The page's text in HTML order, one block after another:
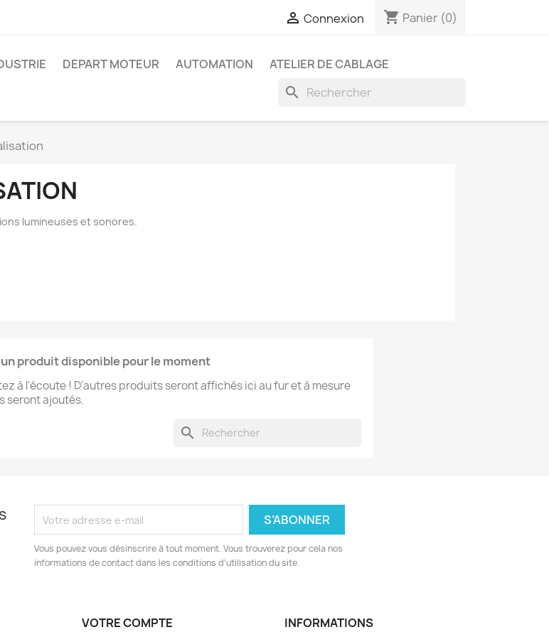
 Connexion shopping_cart Panier (0)
DEPART MOTEUR AUTOMATION ATELIER DE CABLAGE
search
lumineuses et sonores.
produit disponible pour le moment
à l'écoute ! D'autres produits seront affichés ici au fur et à mesure
seront ajoutés.
search
Vous pouvez vous désinscrire à tout moment. Vous trouverez pour cela nos
informations de contact dans les conditions d'utilisation du site.
VOTRE COMPTE INFORMATIONS